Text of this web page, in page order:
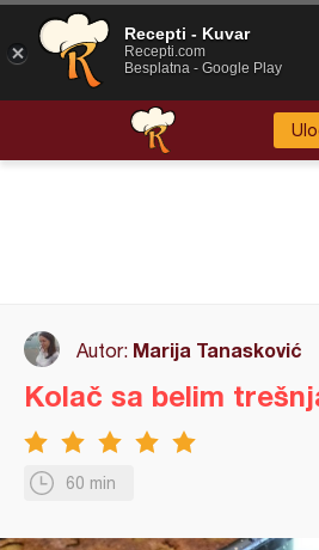
Autor: Marija Tanasković
60 min
Kolač sa belim
Recepti - Kuvar
Recepti.com
Besplatna - Google Play